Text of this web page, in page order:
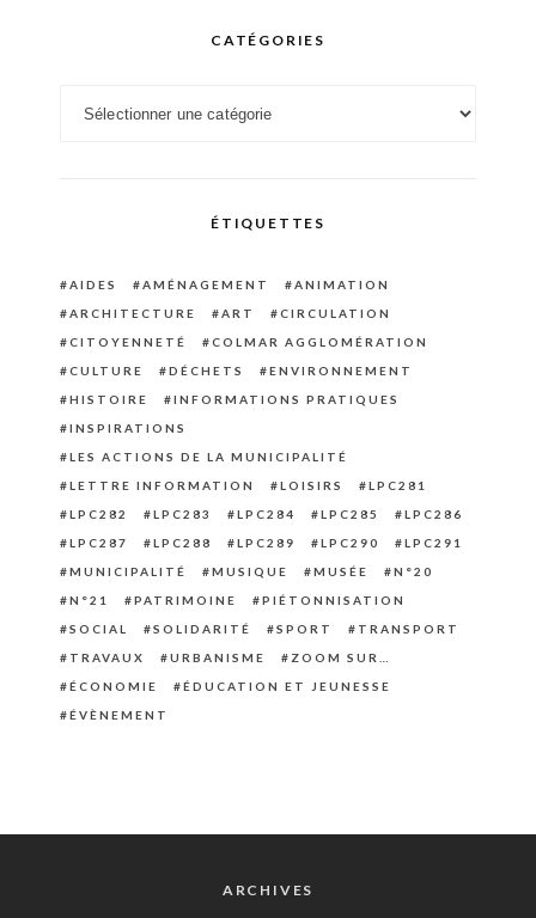
CATÉGORIES
ÉTIQUETTES
AIDES AMÉNAGEMENT
ANIMATION
ARCHITECTURE
ART
CIRCULATION
CITOYENNETÉ
COLMAR AGGLOMÉRATION
CULTURE
DÉCHETS
ENVIRONNEMENT
HISTOIRE
INFORMATIONS PRATIQUES
INSPIRATIONS
LES ACTIONS DE LA MUNICIPALITÉ
LETTRE INFORMATION
LOISIRS
LPC281
LPC282
LPC283 LPC284 LPC285
LPC286
LPC287
LPC288 LPC289 LPC290
LPC291
MUNICIPALITÉ
MUSIQUE MUSÉE
N°20
N°21
PATRIMOINE
PIÉTONNISATION
SOCIAL
SOLIDARITÉ SPORT
TRANSPORT
TRAVAUX
URBANISME
ZOOM SUR…
ÉCONOMIE
ÉDUCATION ET JEUNESSE
ÉVÈNEMENT
ARCHIVES